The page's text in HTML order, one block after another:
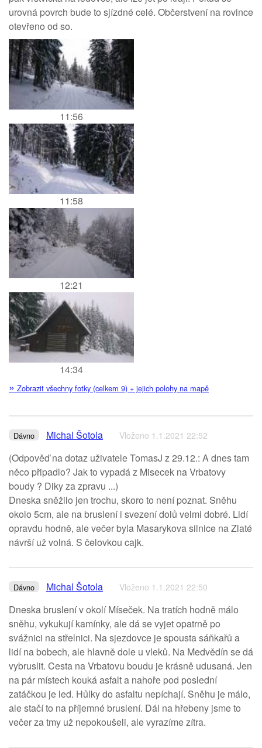
urovná povrch bude to sjízdné celé. Občerstvení na rovince
otevřeno od so.
11:56
11:58
12:21
14:34
» Zobrazit všechny fotky (celkem 9) + jejich polohy na mapě
Dávno Michal Šotola Vloženo 1.1.2021 22:52
(Odpověď na dotaz uživatele TomasJ z 29.12.: A dnes tam
něco připadlo? Jak to vypadá z Misecek na Vrbatovy
boudy ? Diky za zpravu ...)
Dneska sněžilo jen trochu, skoro to není poznat. Sněhu
okolo 5cm, ale na bruslení i svezení dolů velmi dobré. Lidí
opravdu hodně, ale večer byla Masarykova silnice na Zlaté
návrší už volná. S čelovkou cajk.
Dávno Michal Šotola Vloženo 1.1.2021 22:50
Dneska bruslení v okolí Míseček. Na tratích hodně málo
sněhu, vykukují kamínky, ale dá se vyjet opatrně po
svážnici na střelnici. Na sjezdovce je spousta sáňkařů a
lidí na bobech, ale hlavně dole u vleků. Na Medvědín se dá
vybruslit. Cesta na Vrbatovu boudu je krásně udusaná. Jen
na pár místech kouká asfalt a nahoře pod poslední
zatáčkou je led. Hůlky do asfaltu nepíchají. Sněhu je málo,
ale stačí to na příjemné bruslení. Dál na hřebeny jsme to
večer za tmy už nepokoušeli, ale vyrazíme zítra.